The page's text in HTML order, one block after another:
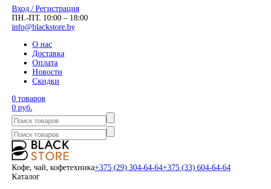
Вход / Регистрация
ПН.-ПТ. 10:00 – 18:00
info@blackstore.by
О нас
Доставка
Оплата
Новости
Скидки
0 товаров
0 руб.
Кофе, чай, кофетехника+375 (29) 304-64-64+375 (33) 604-64-64
Каталог